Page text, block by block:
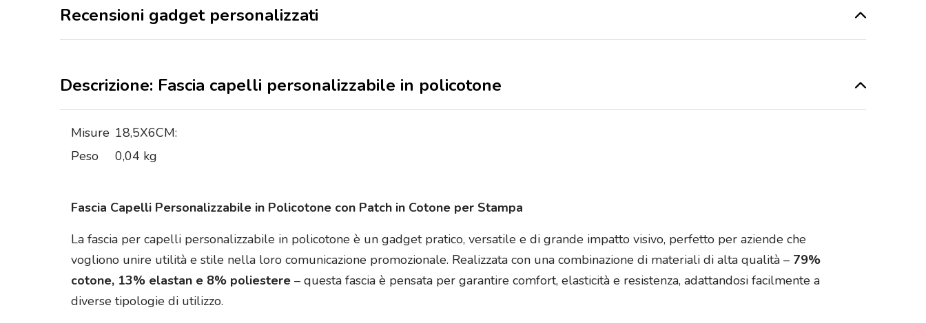
Recensioni gadget personalizzati
Descrizione: Fascia capelli personalizzabile in policotone
Misure 18,5X6CM:
Peso
0,04 kg
Fascia Capelli Personalizzabile in Policotone con Patch in Cotone per Stampa
La fascia per capelli personalizzabile in policotone è un gadget pratico, versatile e di grande impatto visivo, perfetto per aziende che
vogliono unire utilità e stile nella loro comunicazione promozionale. Realizzata con una combinazione di materiali di alta qualità – 79%
cotone, 13% elastan e 8% poliestere – questa fascia è pensata per garantire comfort, elasticità e resistenza, adattandosi facilmente a
diverse tipologie di utilizzo.